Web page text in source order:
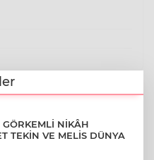
GÖRKEMLİ NİKÂH
TEKİN VE MELİS DÜNYA